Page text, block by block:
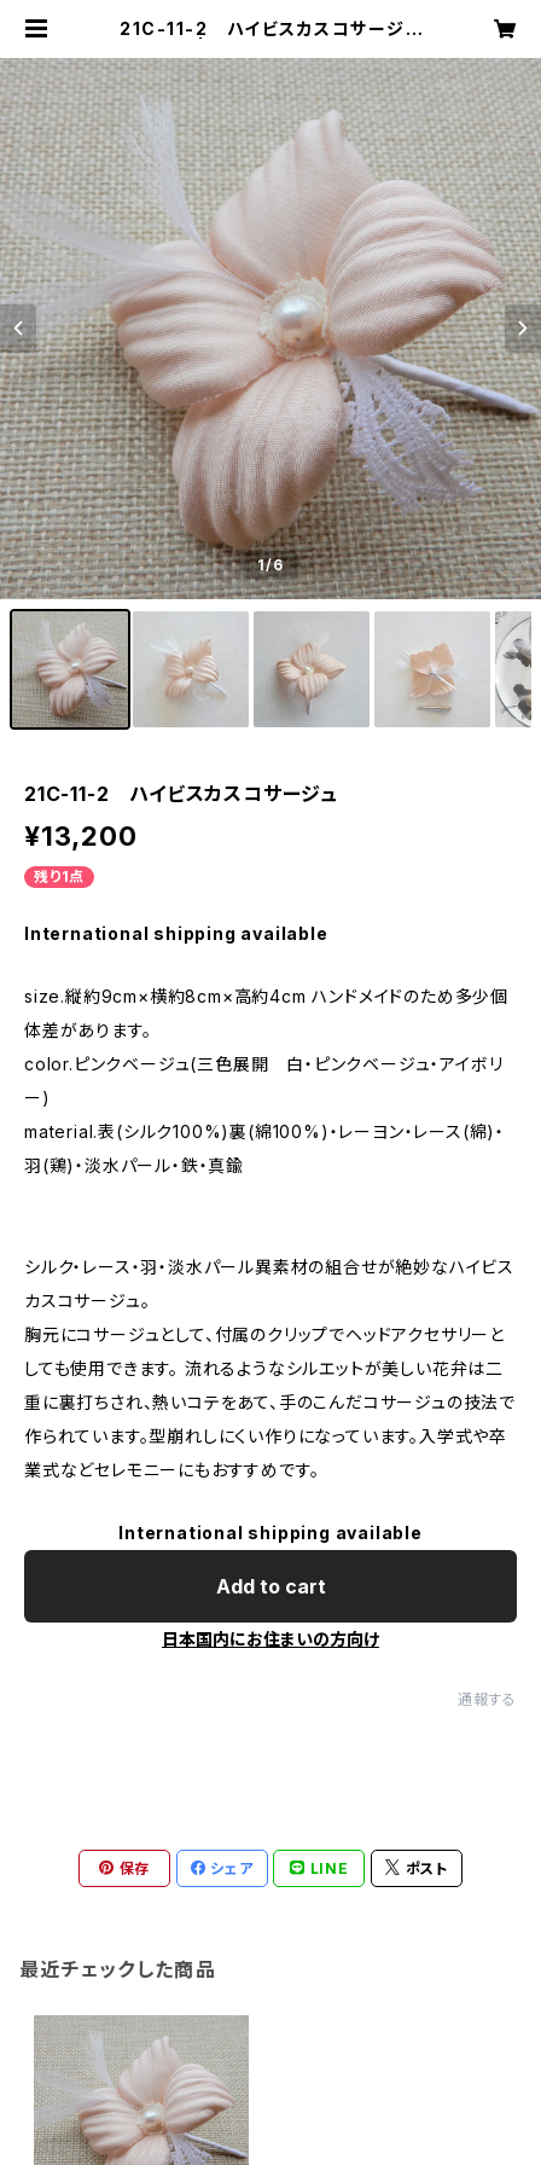
21C-11-2 ハイビスカスコサージュ
1/6
21C-11-2 ハイビスカスコサージュ
¥13,200
残り1点
International shipping available
size.縦約9cm×横約8cm×高約4cm ハンドメイドのため多少個
体差があります。
color.ピンクベージュ(三色展開 白・ピンクベージュ・アイボリ
ー)
material.表(シルク100%)裏(綿100%)・レーヨン・レース(綿)・
羽(鶏)・淡水パール・鉄・真鍮
シルク・レース・羽・淡水パール異素材の組合せが絶妙なハイビス
カスコサージュ。
胸元にコサージュとして、付属のクリップでヘッドアクセサリーと
しても使用できます。 流れるようなシルエットが美しい花弁は二
重に裏打ちされ、熱いコテをあて、手のこんだコサージュの技法で
作られています。型崩れしにくい作りになっています。入学式や卒
業式などセレモニーにもおすすめです。
International shipping available
Add to cart
日本国内にお住まいの方向け
通報する
保存 シェア LINE ポスト
最近チェックした商品